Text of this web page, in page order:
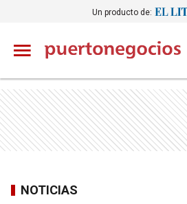
Un producto de:
NOTICIAS